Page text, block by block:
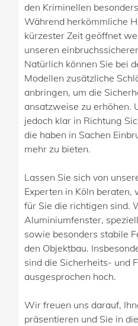
den Kriminellen
Während herkömmliche
kürzester Zeit geöffnet
unseren
Natürlich können Sie bei
Modellen zusätzliche
anbringen, um die
ansatzweise zu erhöhen.
jedoch klar in Richtung
die haben in Sachen
mehr zu bieten.
Lassen Sie sich von
Experten in Köln beraten,
für Sie die richtigen sind.
Aluminiumfenster,
sowie besonders stabile
den Objektbau.
sind die Sicherheits- und
ausgesprochen hoch.
Wir freuen uns darauf,
präsentieren und Sie in